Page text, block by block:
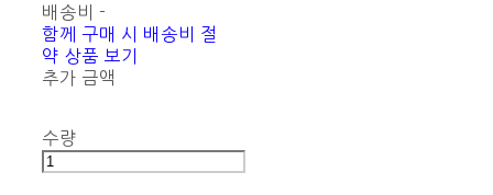
배송비 -
함께 구매 시 배송비 절
약 상품 보기
추가 금액
수량